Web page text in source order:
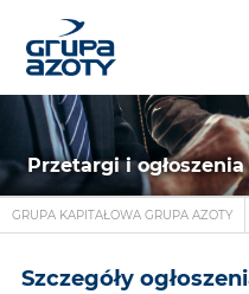
Przetargi i ogłoszenia
GRUPA KAPITAŁOWA GRUPA AZOTY
Szczegóły